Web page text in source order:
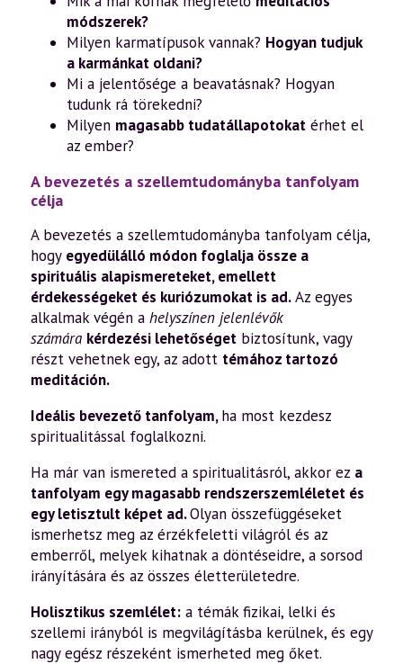
módszerek?
Milyen karmatípusok vannak? Hogyan tudjuk
a karmánkat oldani?
Mi a jelentősége a beavatásnak? Hogyan
tudunk rá törekedni?
Milyen magasabb tudatállapotokat érhet el
az ember?
A bevezetés a szellemtudományba tanfolyam
célja
A bevezetés a szellemtudományba tanfolyam célja,
hogy egyedülálló módon foglalja össze a
spirituális alapismereteket, emellett
érdekességeket és kuriózumokat is ad.Az egyes
alkalmak végén a helyszínen jelenlévők
számára kérdezési lehetőséget biztosítunk, vagy
részt vehetnek egy, az adott témához tartozó
meditáción.
Ideális bevezető tanfolyam,ha most kezdesz
spiritualitással foglalkozni.
Ha már van ismereted a spiritualitásról, akkor ez a
tanfolyam egy magasabb rendszerszemléletet és
egy letisztult képet ad.Olyan összefüggéseket
ismerhetsz meg az érzékfeletti világról és az
emberről, melyek kihatnak a döntéseidre, a sorsod
irányítására és az összes életterületedre.
Holisztikus szemlélet: a témák fizikai, lelki és
szellemi irányból is megvilágításba kerülnek, és egy
nagy egész részeként ismerheted meg őket.